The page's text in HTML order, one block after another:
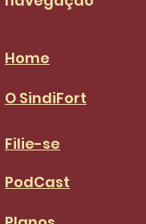
Home
O SindiFort
Filie-se
PodCast